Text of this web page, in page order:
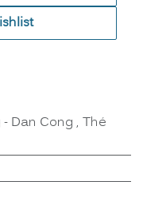
Dan Cong , Thé